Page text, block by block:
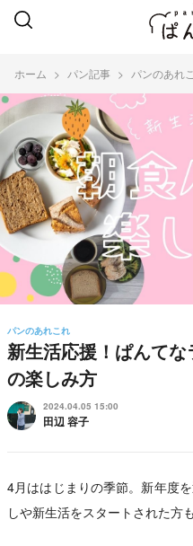
ホーム パン記事 パンのあれ
パンのあれこれ
新生活応援！ぱんて
の楽しみ方
2024.04.05 15:00
田辺 容子
4月ははじまりの季節。新年度
しや新生活をスタートされた方